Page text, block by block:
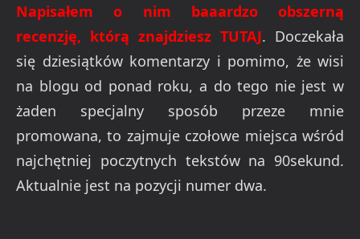
Napisałem o nim baaardzo obszerną
recenzję, którą znajdziesz TUTAJ. Doczekała
się dziesiątków komentarzy i pomimo, że wisi
na blogu od ponad roku, a do tego nie jest w
żaden specjalny sposób przeze mnie
promowana, to zajmuje czołowe miejsca wśród
najchętniej poczytnych tekstów na 90sekund.
Aktualnie jest na pozycji numer dwa.